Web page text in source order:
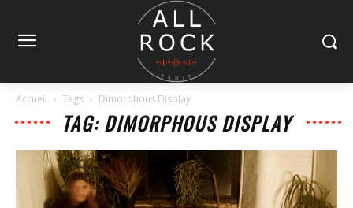
Accueil Tags Dimorphous Display
TAG: DIMORPHOUS DISPLAY